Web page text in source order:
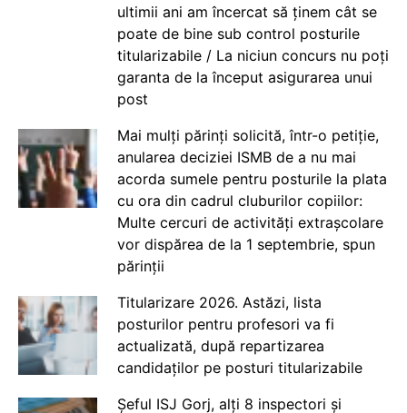
ultimii ani am încercat să ținem cât se
poate de bine sub control posturile
titularizabile / La niciun concurs nu poți
garanta de la început asigurarea unui
post
Mai mulți părinți solicită, într-o petiție,
anularea deciziei ISMB de a nu mai
acorda sumele pentru posturile la plata
cu ora din cadrul cluburilor copiilor:
Multe cercuri de activități extrașcolare
vor dispărea de la 1 septembrie, spun
părinții
Titularizare 2026. Astăzi, lista
posturilor pentru profesori va fi
actualizată, după repartizarea
candidaților pe posturi titularizabile
Șeful ISJ Gorj, alți 8 inspectori și